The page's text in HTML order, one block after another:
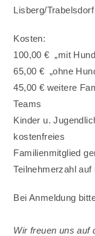
Lisberg/Trabelsdorf
Kosten:
100,00 € „mit
65,00 € „ohne
45,00 € weitere
Teams
Kinder u.
kostenfreies
Familienmitglied
Teilnehmerzahl
Bei Anmeldung
Wir freuen uns auf